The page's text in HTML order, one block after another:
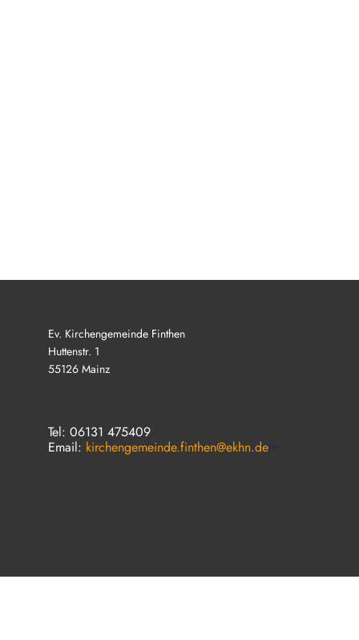
Ev. Kirchengemeinde Finthen
Huttenstr. 1
55126 Mainz
Tel: 06131 475409
Email: kirchengemeinde.finthen@ekhn.dem